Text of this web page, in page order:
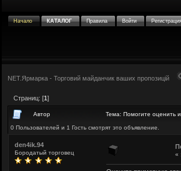
Начало КАТАЛОГ Правила Войти
NET.Ярмарка - Торговий майданчик ваших пропозицій
Страниц: [1]
Автор Тема: Помогите оценить
0 Пользователей и 1 Гость смотрят это объявление.
den4ik.94
Бородатый торговец «